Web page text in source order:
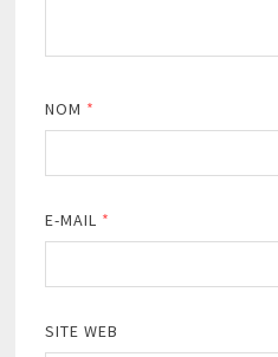
NOM *
E-MAIL *
SITE WEB